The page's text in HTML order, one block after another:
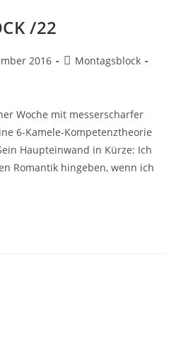
/22
2016
Montagsblock
Woche mit messerscharfer
6-Kamele-Kompetenztheorie
Haupteinwand in Kürze: Ich
Romantik hingeben, wenn ich